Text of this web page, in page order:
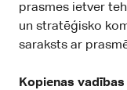
prasmes ietver
un stratēģisko
saraksts ar
Kopienas